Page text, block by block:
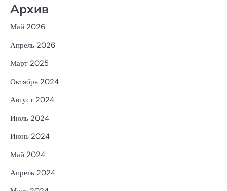
Архив
Май 2026
Апрель 2026
Март 2025
Октябрь 2024
Август 2024
Июль 2024
Июнь 2024
Май 2024
Апрель 2024